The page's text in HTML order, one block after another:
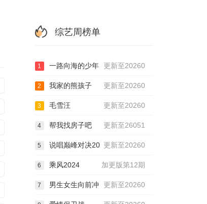
综艺周榜单
更新至20260
1 一路向海的少年
更新至20260
2 我家的熊孩子
更新至20260
3 毛雪汪
更新至26051
4 帮我找房子吧
更新至20260
5 说唱巅峰对决20
加更版第12期
6 乘风2024
更新至20260
7 男生女生向前冲